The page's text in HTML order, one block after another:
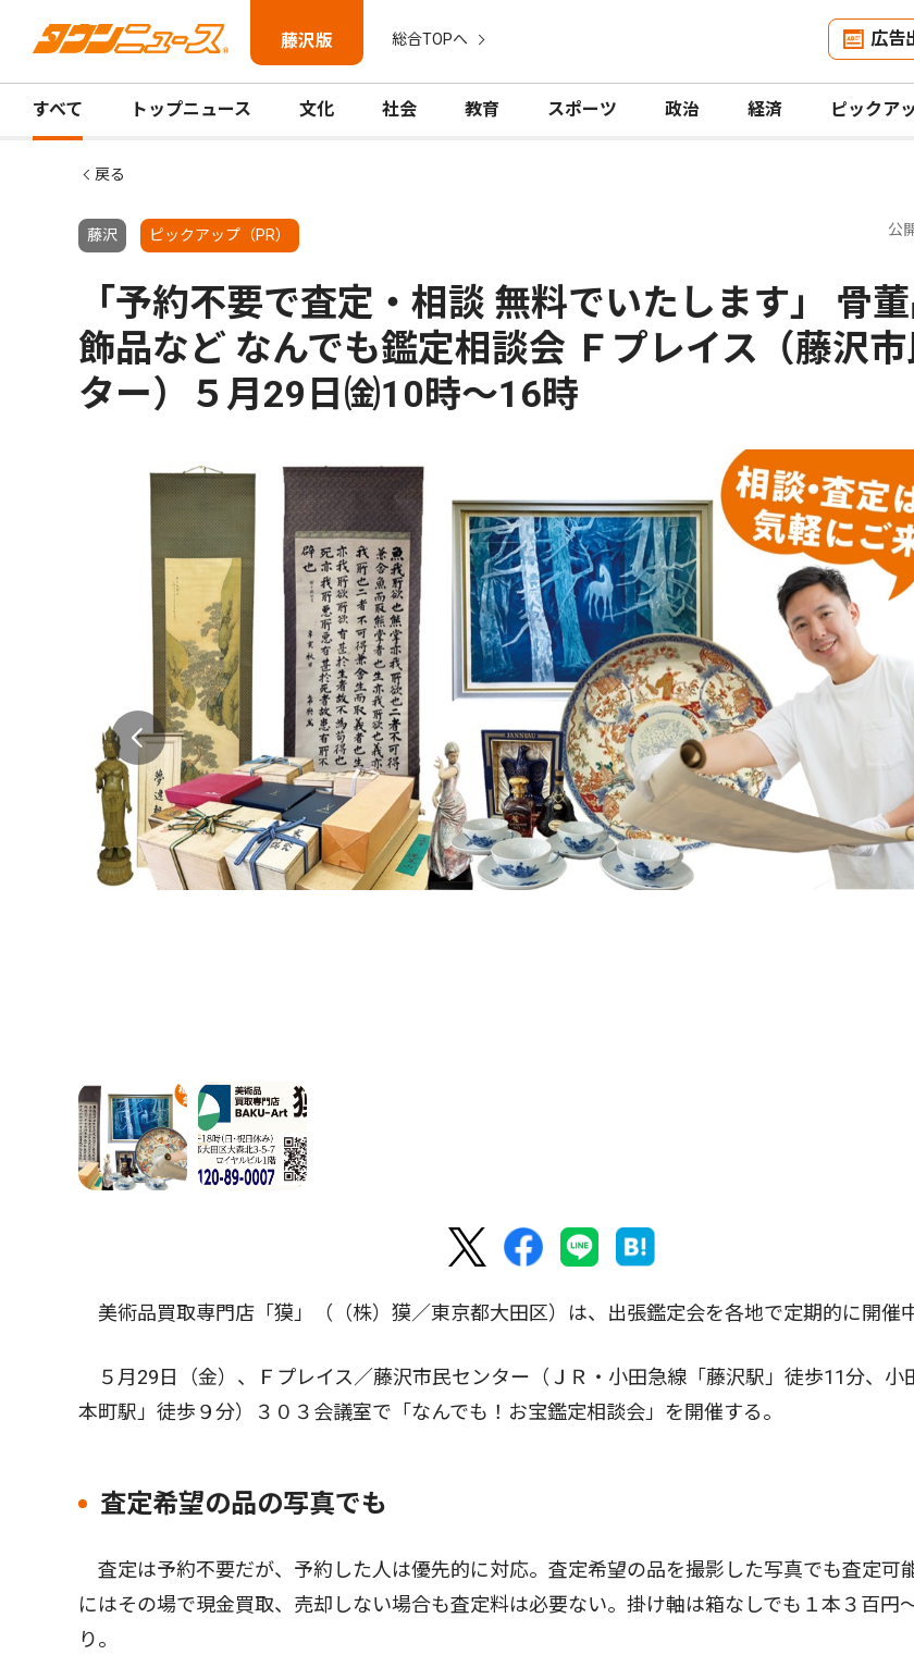
藤沢版 総合TOPへ 広告
すべて トップニュース 文化 社会 教育 スポーツ 政治 経済 ピックア
戻る
藤沢 ピックアップ（PR） 公
「予約不要で査定・相談 無料でいたします」 骨
飾品など なんでも鑑定相談会 Ｆプレイス（藤沢
ター）５月29日㈮10時～16時
美術品買取専門店「獏」（（株）獏／東京都大田区）は、出張鑑定会を各地で定期的に開催中
５月29日（金）、Ｆプレイス／藤沢市民センター（ＪＲ・小田急線「藤沢駅」徒歩11分、小
本町駅」徒歩９分）３０３会議室で「なんでも！お宝鑑定相談会」を開催する。
査定希望の品の写真でも
査定は予約不要だが、予約した人は優先的に対応。査定希望の品を撮影した写真でも査定可
にはその場で現金買取、売却しない場合も査定料は必要ない。掛け軸は箱なしでも１本３百円
り。